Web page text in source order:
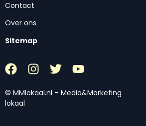
Contact
Over ons
Sitemap
© MMlokaal.nl – Media&Marketing
lokaal